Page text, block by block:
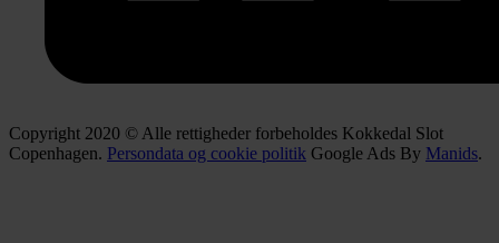
Copyright 2020 © Alle rettigheder forbeholdes Kokkedal Slot
Copenhagen. Persondata og cookie politik Google Ads By Manids.